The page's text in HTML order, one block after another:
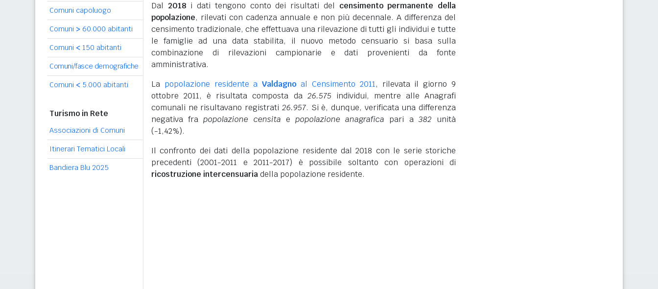
Comuni capoluogo
Comuni > 60.000 abitanti
Comuni < 150 abitanti
Comuni/fasce demografiche
Comuni < 5.000 abitanti
Turismo in Rete
Associazioni di Comuni
Itinerari Tematici Locali
Bandiera Blu 2025
Dal 2018 i dati tengono conto dei risultati del censimento permanente della
popolazione, rilevati con cadenza annuale e non più decennale. A differenza del
censimento tradizionale, che effettuava una rilevazione di tutti gli individui e tutte
le famiglie ad una data stabilita, il nuovo metodo censuario si basa sulla
combinazione di rilevazioni campionarie e dati provenienti da fonte
amministrativa.
La popolazione residente aValdagno al Censimento 2011, rilevata il giorno 9
ottobre 2011, è risultata composta da 26.575 individui, mentre alle Anagrafi
comunali ne risultavano registrati 26.957. Si è, dunque, verificata una differenza
negativa frapopolazione censita epopolazione anagrafica pari a 382 unità
(-1,42%).
Il confronto dei dati della popolazione residente dal 2018 con le serie storiche
precedenti (2001-2011 e 2011-2017) è possibile soltanto con operazioni di
ricostruzione intercensuariadella popolazione residente.